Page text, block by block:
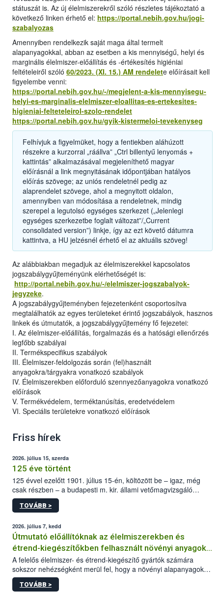
státuszát is. Az új élelmiszerekről szóló részletes tájékoztató a
következő linken érhető el: https://portal.nebih.gov.hu/jogi-
szabalyozas
Amennyiben rendelkezik saját maga által termelt
alapanyagokkal, abban az esetben a kis mennyiségű, helyi és
marginális élelmiszer-előállítás és -értékesítés higiéniai
feltételeiről szóló 60/2023. (XI. 15.) AM rendelete előírásait kell
figyelembe venni:
https://portal.nebih.gov.hu/-/megjelent-a-kis-mennyisegu-
helyi-es-marginalis-elelmiszer-eloallitas-es-ertekesites-
higieniai-felteteleirol-szolo-rendelet
https://portal.nebih.gov.hu/gyik-kistermeloi-tevekenyseg
Felhívjuk a figyelmüket, hogy a fentiekben aláhúzott
részekre a kurzorral „ráállva” „Ctrl billentyű lenyomás +
kattintás” alkalmazásával megjeleníthető magyar
előírásnál a link megnyitásának időpontjában hatályos
előírás szövege; az uniós rendeletnél pedig az
alaprendelet szövege, ahol a megnyitott oldalon,
amennyiben van módosítása a rendeletnek, mindig
szerepel a legutolsó egységes szerkezet („Jelenlegi
egységes szerkezetbe foglalt változat”/„Current
consolidated version”) linkje, így az ezt követő dátumra
kattintva, a HU jelzésnél érhető el az aktuális szöveg!
Az alábbiakban megadjuk az élelmiszerekkel kapcsolatos
jogszabálygyűjteményünk elérhetőségét is:
http://portal.nebih.gov.hu/-/elelmiszer-jogszabalyok-
jegyzeke.
A jogszabálygyűjteményben fejezetenként csoportosítva
megtalálhatók az egyes területeket érintő jogszabályok, hasznos
linkek és útmutatók, a jogszabálygyűjtemény fő fejezetei:
I. Az élelmiszer-előállítás, forgalmazás és a hatósági ellenőrzés
legfőbb szabályai
II. Termékspecifikus szabályok
III. Élelmiszer-feldolgozás során (fel)használt
anyagokra/tárgyakra vonatkozó szabályok
IV. Élelmiszerekben előforduló szennyezőanyagokra vonatkozó
előírások
V. Termékvédelem, terméktanúsítás, eredetvédelem
VI. Speciális területekre vonatkozó előírások
Friss hírek
2026. július 15, szerda
125 éve történt
125 évvel ezelőtt 1901. július 15-én, költözött be – igaz, még
csak részben – a budapesti m. kir. állami vetőmagvizsgáló
állomás a Kis Rókus utca 15. szám alatti, Czigler Győző által
tervezett új épületébe.
TOVÁBB >
2026. július 7, kedd
Útmutató előállítóknak az élelmiszerekben és
étrend-kiegészítőkben felhasznált növényi anyagok,
növényi kivonatok élelmiszer-biztonsági
kockázatértékeléséhez szükséges adatbázisokról
A felelős élelmiszer- és étrend-kiegészítő gyártók számára
sokszor nehézségként merül fel, hogy a növényi alapanyagok
és kivonatok, melyek jelenleg uniós szinten nem szabályozottak,
milyen tisztasági, minőségi és biztonsági paramétereknek
TOVÁBB >